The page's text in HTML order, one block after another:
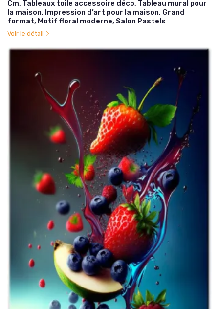
Cm, Tableaux toile accessoire déco, Tableau mural pour
la maison, Impression d’art pour la maison, Grand
format, Motif floral moderne, Salon Pastels
Voir le détail